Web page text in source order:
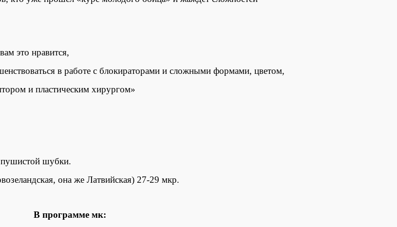
это нравится,
в работе с блокираторами и сложными формами, цветом,
и пластическим хирургом»
пушистой шубки.
она же Латвийская) 27-29 мкр.
В программе мк: